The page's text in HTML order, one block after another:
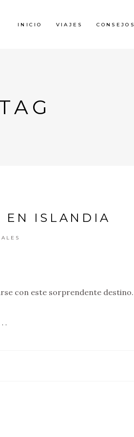
INICIO VIAJES CONSEJOS
EN ISLANDIA
con este sorprendente destino.